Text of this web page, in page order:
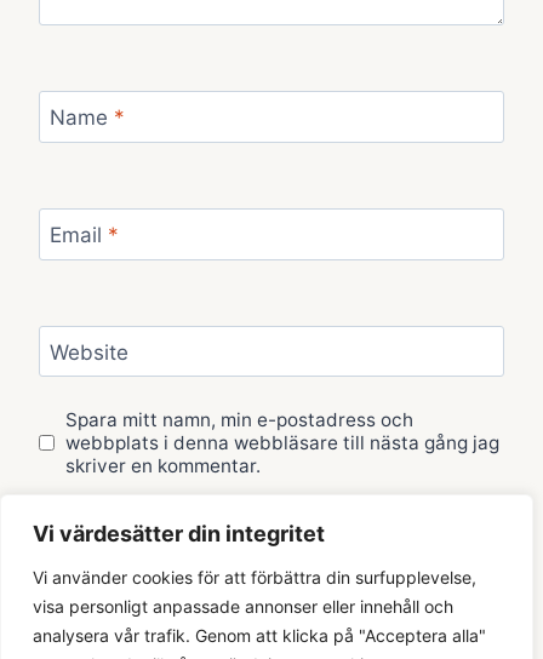
Vi värdesätter din integritet
Vi använder cookies för att förbättra din surfupplevelse,
visa personligt anpassade annonser eller innehåll och
analysera vår trafik. Genom att klicka på "Acceptera alla"
Name *
Email *
Website
Spara mitt namn, min e-postadress och
webbplats i denna webbläsare till nästa gång jag
skriver en kommentar.